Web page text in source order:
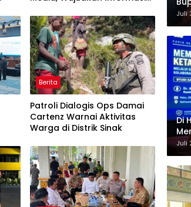
Berkualitas
Berita
Patroli Dialogis Ops Damai
Cartenz Warnai Aktivitas
Warga di Distrik Sinak
Juli
Di
Juli